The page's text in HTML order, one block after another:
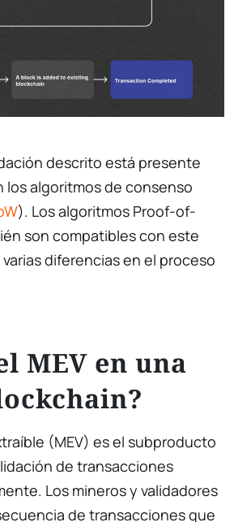
descrito está presente
los algoritmos de consenso
). Los algoritmos Proof-of-
son compatibles con este
diferencias en el proceso
MEV en una
(MEV) es el subproducto
de transacciones
Los mineros y validadores
de transacciones que